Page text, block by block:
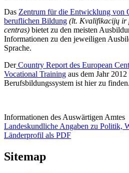
Das Zentrum für die Entwicklung von
beruflichen Bildung (lt. Kvalifikacijų ir
centras) bietet zu den meisten
Informationen zu den jeweiligen
Sprache.
DerCountry Report des European
Vocational Training aus dem Jahr
Berufsbildungssystem ist hier zu finden.
Informationen des Auswärtigen Amtes
Landeskundliche Angaben zu Politik,
Länderprofil als PDF
Sitemap